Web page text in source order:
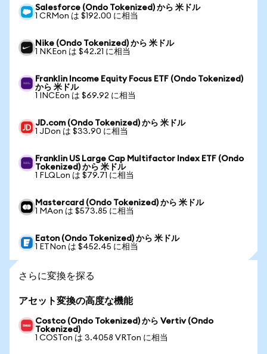
Salesforce (Ondo Tokenized) から 米ドル
1 CRMon は $192.00 に相当
Nike (Ondo Tokenized) から 米ドル
1 NKEon は $42.21 に相当
Franklin Income Equity Focus ETF (Ondo Tokenized)
から 米ドル
1 INCEon は $69.92 に相当
JD.com (Ondo Tokenized) から 米ドル
1 JDon は $33.90 に相当
Franklin US Large Cap Multifactor Index ETF (Ondo
Tokenized) から 米ドル
1 FLQLon は $79.71 に相当
Mastercard (Ondo Tokenized) から 米ドル
1 MAon は $573.85 に相当
Eaton (Ondo Tokenized) から 米ドル
1 ETNon は $452.45 に相当
さらに変換を探る
アセット変換の高度な機能
Costco (Ondo Tokenized) から Vertiv (Ondo
Tokenized)
1 COSTon は 3.4058 VRTon に相当